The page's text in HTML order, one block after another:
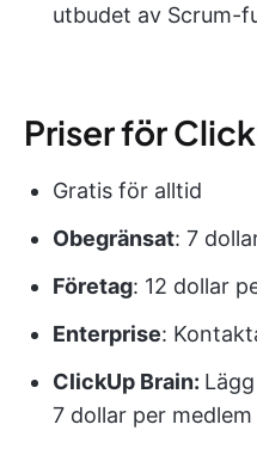
utbudet av Scrum-
Priser för
Gratis för alltid
Obegränsat: 7
Företag: 12 dollar
Enterprise:
ClickUp Brain:
7 dollar per